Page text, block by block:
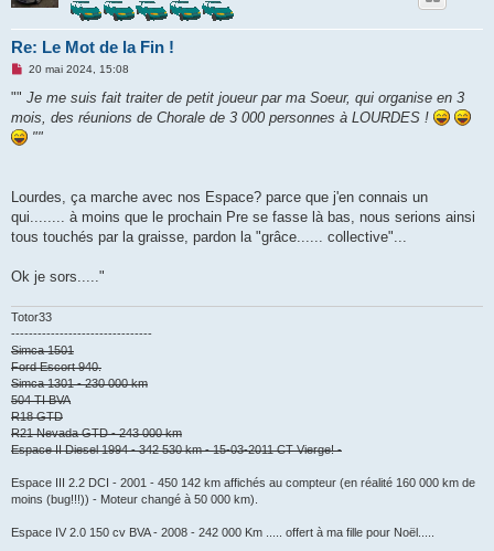
Re: Le Mot de la Fin !
M
a
g
e
l
u
20 mai 2024, 15:08
"" Je me suis fait traiter de petit joueur par ma Soeur, qui organise en 3
mois, des réunions de Chorale de 3 000 personnes à LOURDES !
""
Lourdes, ça marche avec nos Espace? parce que j'en connais un
qui........ à moins que le prochain Pre se fasse là bas, nous serions ainsi
tous touchés par la graisse, pardon la "grâce...... collective"...
Ok je sors....."
Totor33
--------------------------------
Simca 1501
Ford Escort 940.
Simca 1301 - 230 000 km
504 TI BVA
R18 GTD
R21 Nevada GTD - 243 000 km
Espace II Diesel 1994 - 342 530 km - 15-03-2011 CT Vierge! -
Espace III 2.2 DCI - 2001 - 450 142 km affichés au compteur (en réalité 160 000 km de
moins (bug!!!)) - Moteur changé à 50 000 km).
Espace IV 2.0 150 cv BVA - 2008 - 242 000 Km ..... offert à ma fille pour Noël.....